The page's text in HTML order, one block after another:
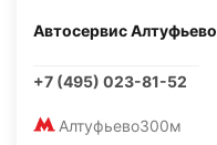
Автосервис Алтуфьево
+7 (495) 023-81-52
Алтуфьево300м